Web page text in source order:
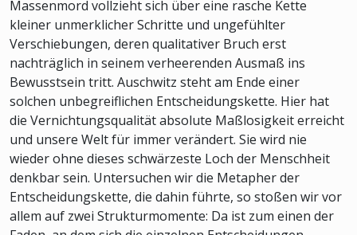
Massenmord vollzieht sich über eine rasche Kette
kleiner unmerklicher Schritte und ungefühlter
Verschiebungen, deren qualitativer Bruch erst
nachträglich in seinem verheerenden Ausmaß ins
Bewusstsein tritt. Auschwitz steht am Ende einer
solchen unbegreiflichen Entscheidungskette. Hier hat
die Vernichtungsqualität absolute Maßlosigkeit erreicht
und unsere Welt für immer verändert. Sie wird nie
wieder ohne dieses schwärzeste Loch der Menschheit
denkbar sein. Untersuchen wir die Metapher der
Entscheidungskette, die dahin führte, so stoßen wir vor
allem auf zwei Strukturmomente: Da ist zum einen der